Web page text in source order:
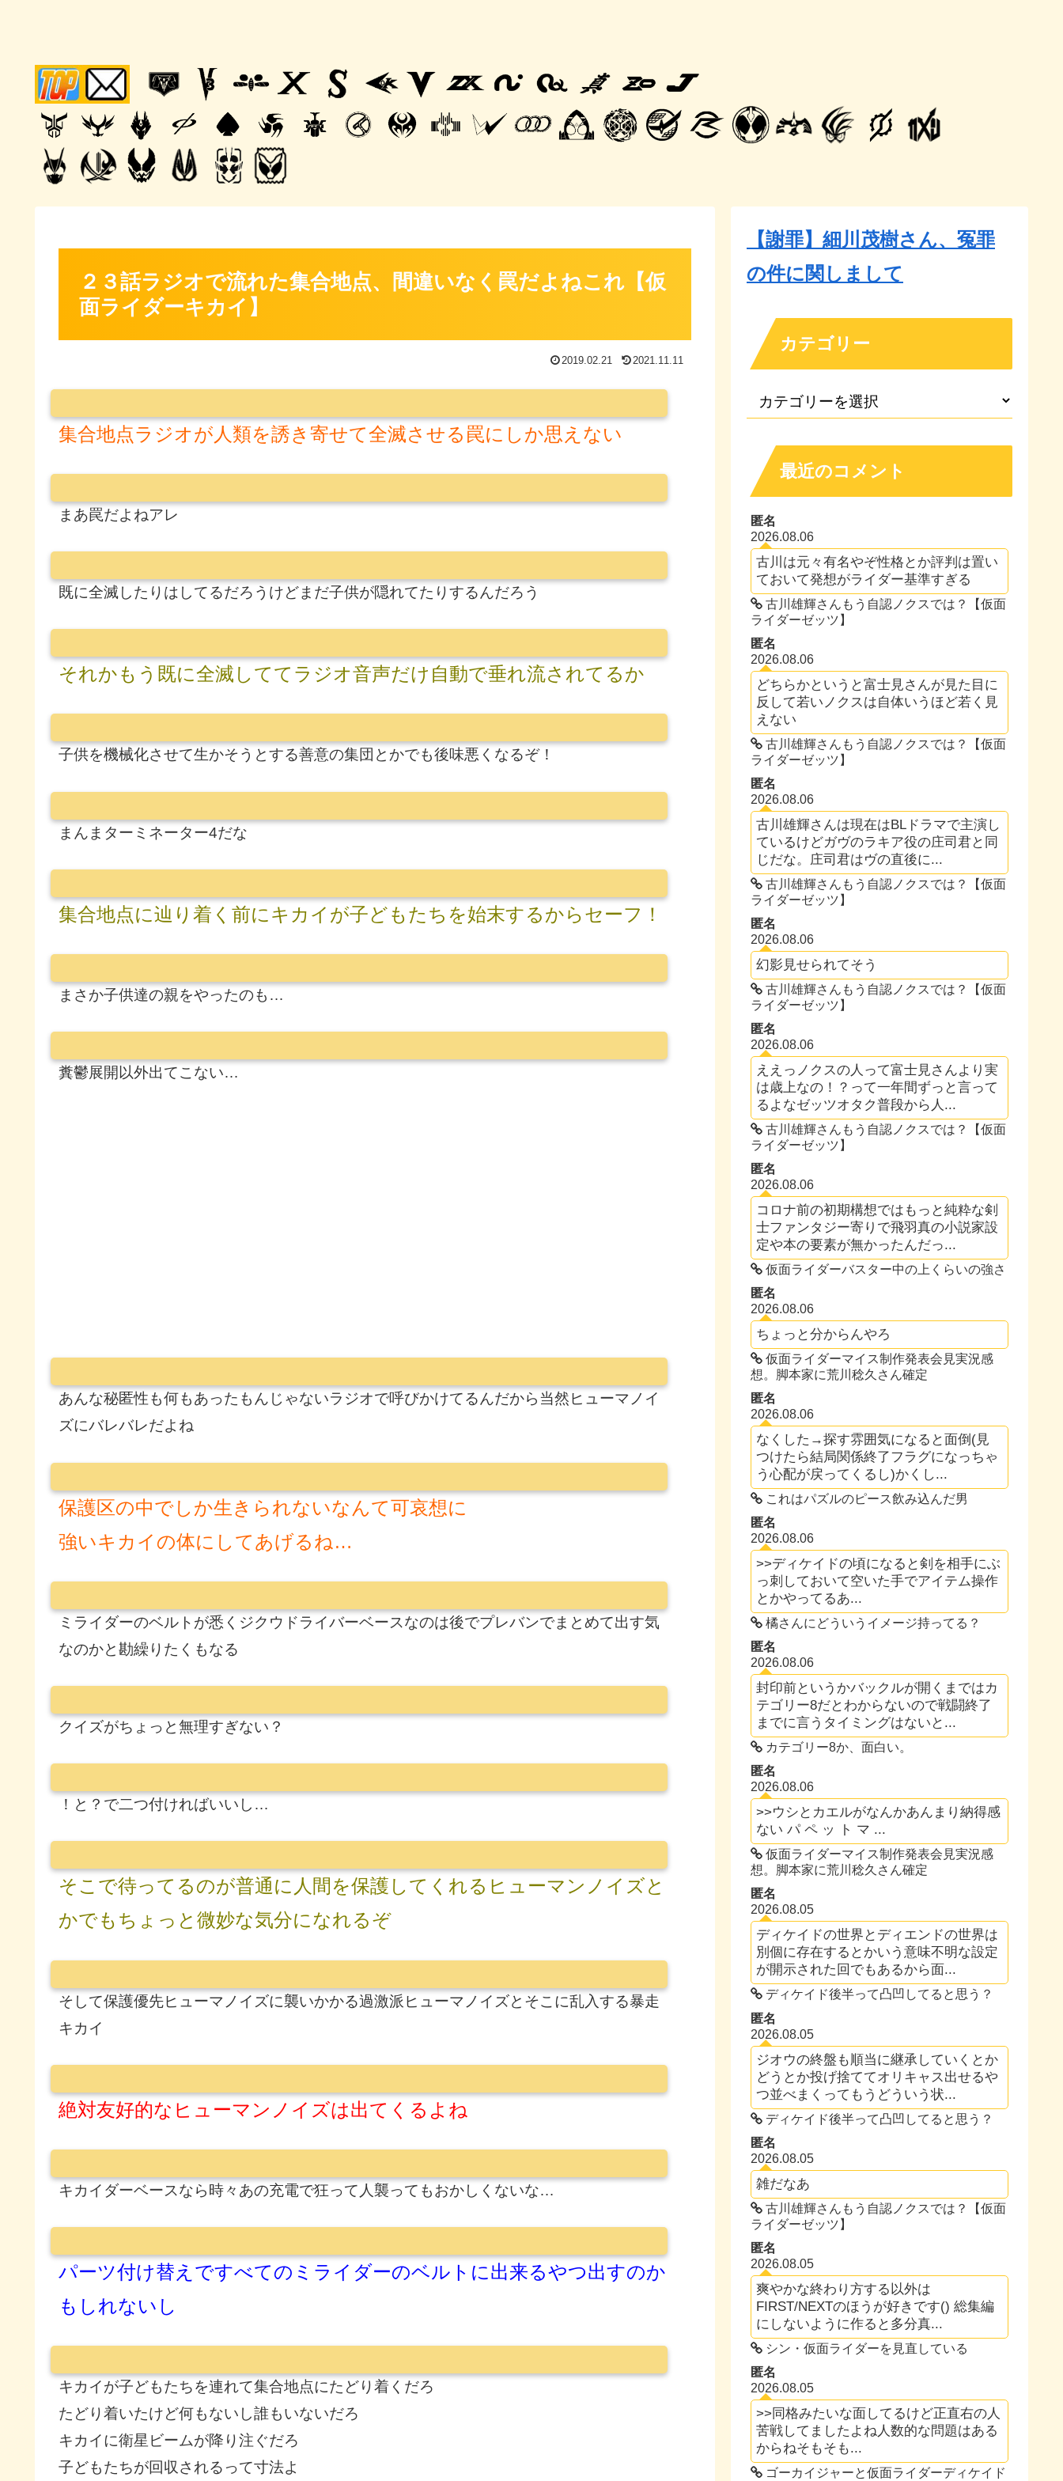
２３話ラジオで流れた集合地点、間違いなく罠だよねこれ【仮
面ライダーキカイ】
2019.02.21 2021.11.11
集合地点ラジオが人類を誘き寄せて全滅させる罠にしか思えない
まあ罠だよねアレ
既に全滅したりはしてるだろうけどまだ子供が隠れてたりするんだろう
それかもう既に全滅しててラジオ音声だけ自動で垂れ流されてるか
子供を機械化させて生かそうとする善意の集団とかでも後味悪くなるぞ！
まんまターミネーター4だな
集合地点に辿り着く前にキカイが子どもたちを始末するからセーフ！
まさか子供達の親をやったのも…
糞鬱展開以外出てこない…
あんな秘匿性も何もあったもんじゃないラジオで呼びかけてるんだから当然ヒューマノイ
ズにバレバレだよね
保護区の中でしか生きられないなんて可哀想に
強いキカイの体にしてあげるね…
ミライダーのベルトが悉くジクウドライバーベースなのは後でプレバンでまとめて出す気
なのかと勘繰りたくもなる
クイズがちょっと無理すぎない？
！と？で二つ付ければいいし…
そこで待ってるのが普通に人間を保護してくれるヒューマンノイズと
かでもちょっと微妙な気分になれるぞ
そして保護優先ヒューマノイズに襲いかかる過激派ヒューマノイズとそこに乱入する暴走
キカイ
絶対友好的なヒューマンノイズは出てくるよね
キカイダーベースなら時々あの充電で狂って人襲ってもおかしくないな…
パーツ付け替えですべてのミライダーのベルトに出来るやつ出すのか
もしれないし
キカイが子どもたちを連れて集合地点にたどり着くだろ
たどり着いたけど何もないし誰もいないだろ
キカイに衛星ビームが降り注ぐだろ
子どもたちが回収されるって寸法よ
【謝罪】細川茂樹さん、冤罪
の件に関しまして
カテゴリー
最近のコメント
匿名
2026.08.06
古川は元々有名やぞ性格とか評判は置い
ておいて発想がライダー基準すぎる
古川雄輝さんもう自認ノクスでは？【仮面
ライダーゼッツ】
匿名
2026.08.06
どちらかというと富士見さんが見た目に
反して若いノクスは自体いうほど若く見
えない
古川雄輝さんもう自認ノクスでは？【仮面
ライダーゼッツ】
匿名
2026.08.06
古川雄輝さんは現在はBLドラマで主演し
ているけどガヴのラキア役の庄司君と同
じだな。庄司君はヴの直後に...
古川雄輝さんもう自認ノクスでは？【仮面
ライダーゼッツ】
匿名
2026.08.06
幻影見せられてそう
古川雄輝さんもう自認ノクスでは？【仮面
ライダーゼッツ】
匿名
2026.08.06
ええっノクスの人って富士見さんより実
は歳上なの！？って一年間ずっと言って
るよなゼッツオタク普段から人...
古川雄輝さんもう自認ノクスでは？【仮面
ライダーゼッツ】
匿名
2026.08.06
コロナ前の初期構想ではもっと純粋な剣
士ファンタジー寄りで飛羽真の小説家設
定や本の要素が無かったんだっ...
仮面ライダーバスター中の上くらいの強さ
匿名
2026.08.06
ちょっと分からんやろ
仮面ライダーマイス制作発表会見実況感
想。脚本家に荒川稔久さん確定
匿名
2026.08.06
なくした→探す雰囲気になると面倒(見
つけたら結局関係終了フラグになっちゃ
う心配が戻ってくるし)かくし...
これはパズルのピース飲み込んだ男
匿名
2026.08.06
>>ディケイドの頃になると剣を相手にぶ
っ刺しておいて空いた手でアイテム操作
とかやってるあ...
橘さんにどういうイメージ持ってる？
匿名
2026.08.06
封印前というかバックルが開くまではカ
テゴリー8だとわからないので戦闘終了
までに言うタイミングはないと...
カテゴリー8か、面白い。
匿名
2026.08.06
>>ウシとカエルがなんかあんまり納得感
ない パ ペ ッ ト マ ...
仮面ライダーマイス制作発表会見実況感
想。脚本家に荒川稔久さん確定
匿名
2026.08.05
ディケイドの世界とディエンドの世界は
別個に存在するとかいう意味不明な設定
が開示された回でもあるから面...
ディケイド後半って凸凹してると思う？
匿名
2026.08.05
ジオウの終盤も順当に継承していくとか
どうとか投げ捨ててオリキャス出せるや
つ並べまくってもうどういう状...
ディケイド後半って凸凹してると思う？
匿名
2026.08.05
雑だなあ
古川雄輝さんもう自認ノクスでは？【仮面
ライダーゼッツ】
匿名
2026.08.05
爽やかな終わり方する以外は
FIRST/NEXTのほうが好きです() 総集編
にしないように作ると多分真...
シン・仮面ライダーを見直している
匿名
2026.08.05
>>同格みたいな面してるけど正直右の人
苦戦してましたよね人数的な問題はある
からねそもそも...
ゴーカイジャーと仮面ライダーディケイド